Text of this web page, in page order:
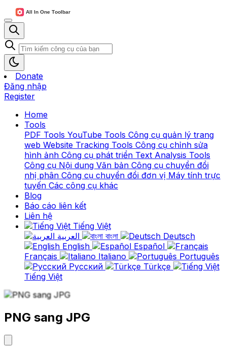
Donate
Đăng nhập
Register
Home
Tools
PDF Tools YouTube Tools Công cụ quản lý trang
web Website Tracking Tools Công cụ chỉnh sửa
hình ảnh Công cụ phát triển Text Analysis Tools
Công cụ Nội dung Văn bản Công cụ chuyển đổi
nhị phân Công cụ chuyển đổi đơn vị Máy tính trực
tuyến Các công cụ khác
Blog
Báo cáo liên kết
Liên hệ
Tiếng Việt
বাংলা
Deutsch
English
Español
Français
Italiano
Português
Русский
Türkçe
Tiếng Việt
PNG sang JPG